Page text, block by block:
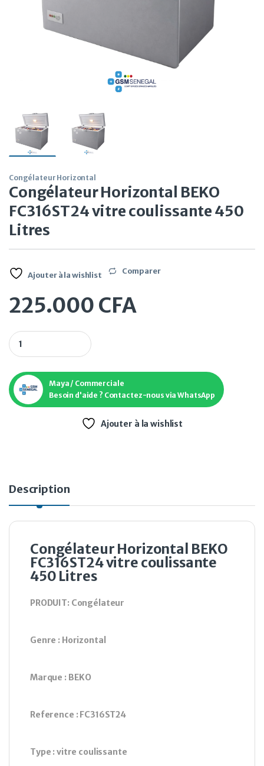
Congélateur Horizontal
Congélateur Horizontal BEKO
FC316ST24 vitre coulissante 450
Litres
Ajouter à la wishlist Comparer
225.000 CFA
Congélateur Horizontal BEKO FC316ST24 vitre coulissante
Maya / Commerciale
Besoin d'aide ? Contactez-nous via WhatsApp
Ajouter à la wishlist
Description
Congélateur Horizontal BEKO
FC316ST24 vitre coulissante
450 Litres
PRODUIT: Congélateur
Genre : Horizontal
Marque : BEKO
Reference : FC316ST24
Type : vitre coulissante